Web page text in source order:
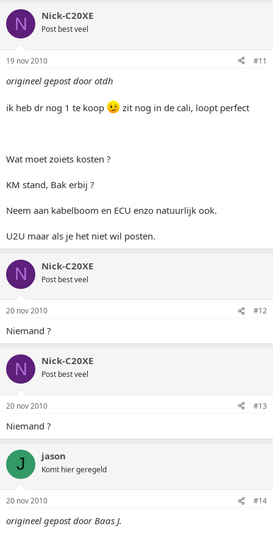
N Nick-C20XE
Post best veel
19 nov 2010 #11
origineel gepost door otdh
ik heb dr nog 1 te koop zit nog in de cali, loopt perfect
Wat moet zoiets kosten ?
KM stand, Bak erbij ?
Neem aan kabelboom en ECU enzo natuurlijk ook.
U2U maar als je het niet wil posten.
N Nick-C20XE
Post best veel
20 nov 2010 #12
Niemand ?
N Nick-C20XE
Post best veel
20 nov 2010 #13
Niemand ?
J jason
Komt hier geregeld
20 nov 2010 #14
origineel gepost door Baas J.